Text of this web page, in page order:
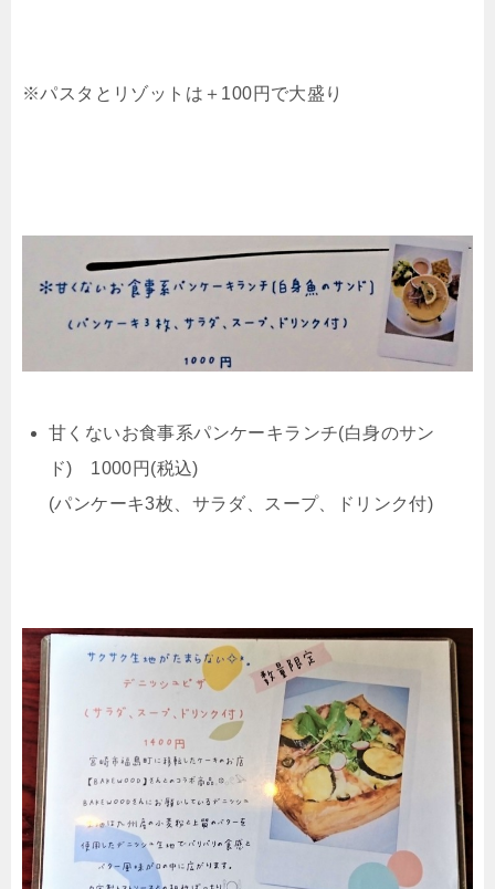
※パスタとリゾットは＋100円で大盛り
甘くないお食事系パンケーキランチ(白身のサン
ド) 1000円(税込)
(パンケーキ3枚、サラダ、スープ、ドリンク付)